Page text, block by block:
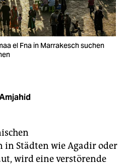
el Fna in Marrakesch suchen
Städten wie Agadir oder
wird eine verstörende